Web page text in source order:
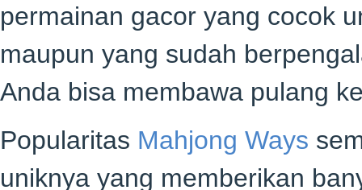
permainan gacor yang cocok
maupun yang sudah
Anda bisa membawa pulang
Popularitas Mahjong Ways
uniknya yang memberikan